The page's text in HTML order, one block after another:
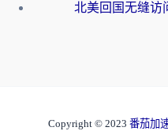
Copyright © 2023 番茄加